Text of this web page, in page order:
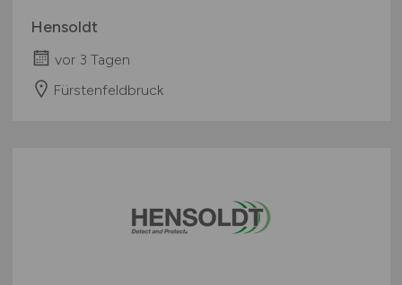
Hensoldt
vor 3 Tagen
Fürstenfeldbruck